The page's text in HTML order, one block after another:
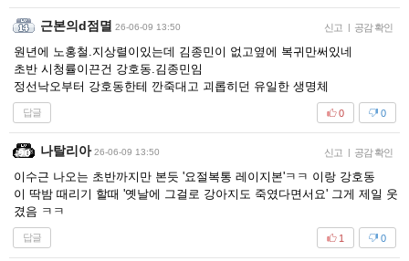
근본의d점멸 26-06-09 13:50 신고 | 공감 확인
원년에 노홍철.지상렬이있는데 김종민이 없고옆에 복귀만써있네
초반 시청률이끈건 강호동.김종민임
정선낙오부터 강호동한테 깐죽대고 괴롭히던 유일한 생명체
답글 0
0
나탈리아 26-06-09 13:50 신고 | 공감 확인
이수근 나오는 초반까지만 본듯 '요절복통 레이지본'ㅋㅋ 이랑 강호동
이 딱밤 때리기 할때 '옛날에 그걸로 강아지도 죽였다면서요' 그게 제일 웃
겼음 ㅋㅋ
답글 0
1